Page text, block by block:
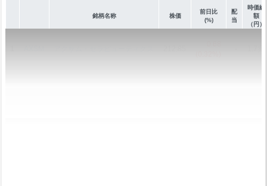
銘柄名称 株価
前日比
(%)
配
当
時価総
額
（円）